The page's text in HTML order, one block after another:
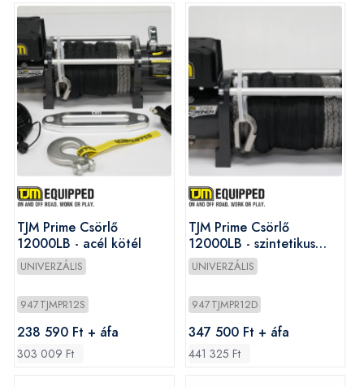
TJM Prime Csörlő
12000LB - acél kötél
UNIVERZÁLIS
947TJMPR12S
238 590 Ft + áfa
303 009 Ft
TJM Prime Csörlő
12000LB - szintetikus
kötél
UNIVERZÁLIS
947TJMPR12D
347 500 Ft + áfa
441 325 Ft